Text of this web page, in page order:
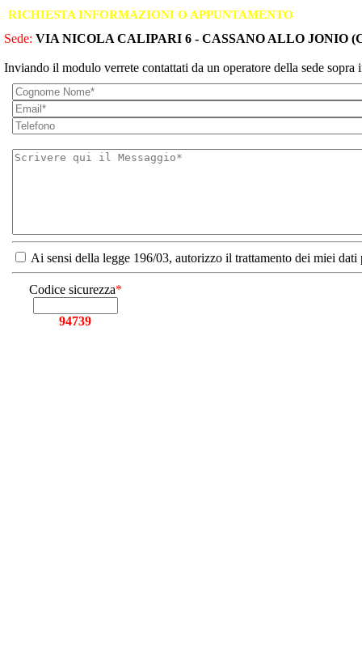
RICHIESTA INFORMAZIONI O APPUNTAMENTO
Sede: VIA NICOLA CALIPARI 6 - CASSANO ALLO JONIO
Inviando il modulo verrete contattati da un operatore della sede sopra
Ai sensi della legge 196/03, autorizzo il trattamento dei miei
Codice sicurezza*
94739